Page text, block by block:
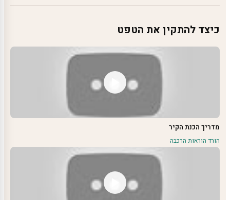
כיצד להתקין את הטפט
מדריך הכנת הקיר
הורד הוראות הרכבה